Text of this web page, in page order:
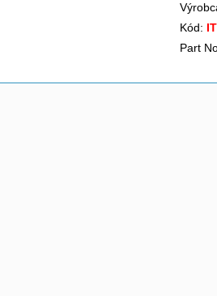
Kód:
Part